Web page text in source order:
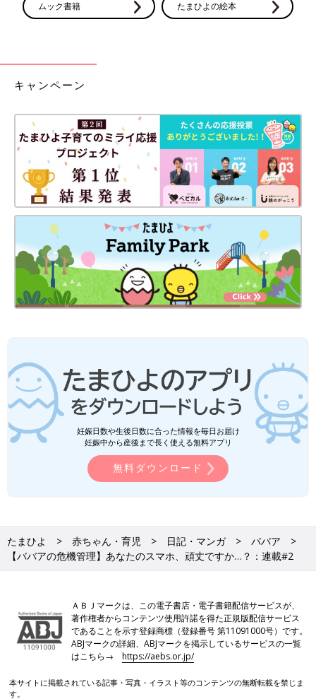
ムック書籍 たまひよの絵本
キャンペーン
妊娠日数や生後日数に合った情報を毎日お届け
妊娠中から産後まで長く使える無料アプリ
無料ダウンロード
たまひよ 赤ちゃん・育児 日記・マンガ
ババア
【ババアの危機管理】あなたのスマホ、頑丈ですか…？：連載#2
ＡＢＪマークは、この電子書店・電子書籍配信サービスが、
著作権者からコンテンツ使用許諾を得た正規版配信サービス
であることを示す登録商標（登録番号 第11091000号）です。
ABJマークの詳細、ABJマークを掲示しているサービスの一覧
はこちら→https://aebs.or.jp/
本サイトに掲載されている記事・写真・イラスト等のコンテンツの無断転載を禁じま
す。